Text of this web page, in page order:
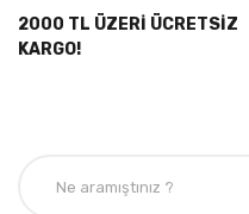
2000 TL ÜZERİ ÜCRETSİZ
KARGO!